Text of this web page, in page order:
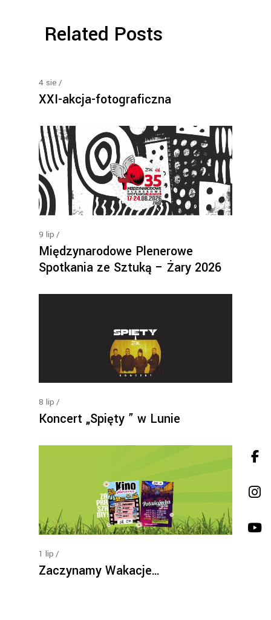
Related Posts
4 sie
XXI-akcja-fotograficzna
9 lip
Międzynarodowe Plenerowe
Spotkania ze Sztuką – Żary 2026
8 lip
Koncert „Spięty ” w Lunie
1 lip
Zaczynamy Wakacje…